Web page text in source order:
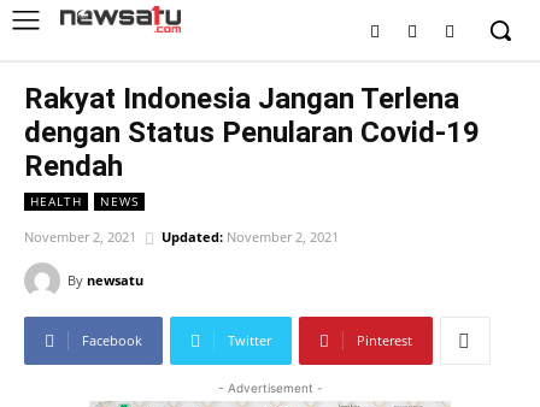
Rakyat Indonesia Jangan Terlena
dengan Status Penularan Covid-19
Rendah
HEALTH NEWS
November 2, 2021 Updated: November 2, 2021
By newsatu
Facebook Twitter Pinterest
- Advertisement -